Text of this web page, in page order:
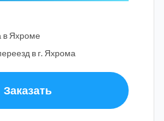
в Яхроме
в г. Яхрома
Заказать